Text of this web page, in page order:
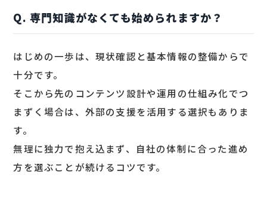
Q. 専門知識がなくても始められますか？
はじめの一歩は、現状確認と基本情報の整備からで
十分です。
そこから先のコンテンツ設計や運用の仕組み化でつ
まずく場合は、外部の支援を活用する選択もありま
す。
無理に独力で抱え込まず、自社の体制に合った進め
方を選ぶことが続けるコツです。